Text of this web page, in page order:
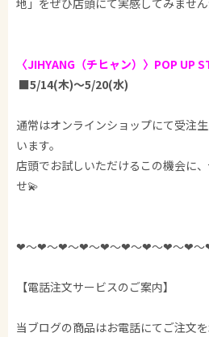
地」をぜひ店頭にて実感してみません
〈JIHYANG（チヒャン） 〉POP UP
■5/14(木)～5/20(水)
通常はオンラインショップにて受注
います。
店頭でお試しいただけるこの機会に
せ💫
❤︎〜❤︎〜❤︎〜❤︎〜❤︎〜❤︎〜❤︎〜❤︎〜❤︎
【電話注文サービスのご案内】
当ブログの商品はお電話にてご注文